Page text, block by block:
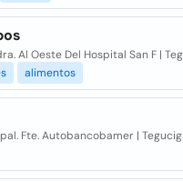
Al Oeste Del Hospital San F |
alimentos
Fte. Autobancobamer |